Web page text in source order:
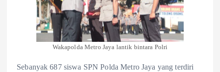
Wakapolda Metro Jaya lantik bintara Polri
Sebanyak 687 siswa SPN Polda Metro Jaya yang terdiri